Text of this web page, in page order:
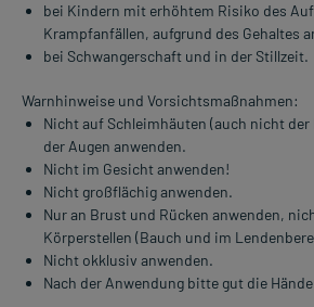
bei Kindern mit erhöhtem Risiko des
Krampfanfällen, aufgrund des Gehaltes
bei Schwangerschaft und in der Stillzeit.
Warnhinweise und Vorsichtsmaßnahmen:
Nicht auf Schleimhäuten (auch nicht der
der Augen anwenden.
Nicht im Gesicht anwenden!
Nicht großflächig anwenden.
Nur an Brust und Rücken anwenden,
Körperstellen (Bauch und im
Nicht okklusiv anwenden.
Nach der Anwendung bitte gut die